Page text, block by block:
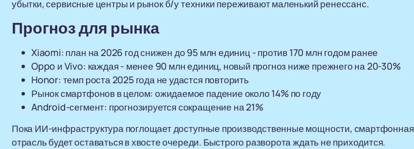
убытки, сервисные центры и рынок б/у техники переживают маленький ренессанс.
Прогноз для рынка
Xiaomi: план на 2026 год снижен до 95 млн единиц - против 170 млн годом ранее
Oppo и Vivo: каждая - менее 90 млн единиц, новый прогноз ниже прежнего на 20-30%
Honor: темп роста 2025 года не удастся повторить
Рынок смартфонов в целом: ожидаемое падение около 14% по году
Android-сегмент: прогнозируется сокращение на 21%
Пока ИИ-инфраструктура поглощает доступные производственные мощности, смартфонная
отрасль будет оставаться в хвосте очереди. Быстрого разворота ждать не приходится.